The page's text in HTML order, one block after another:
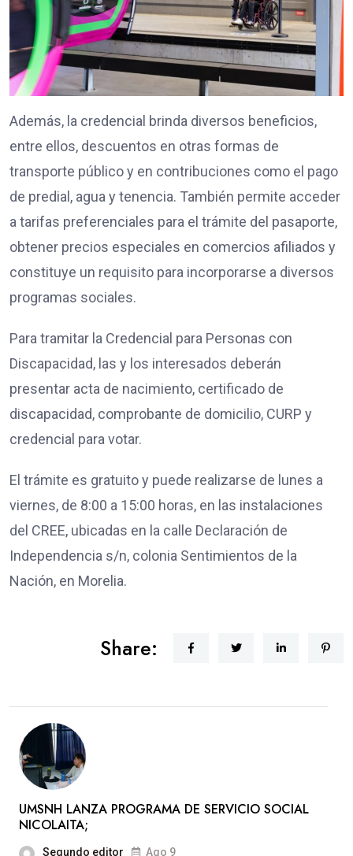
Además, la credencial brinda diversos beneficios,
entre ellos, descuentos en otras formas de
transporte público y en contribuciones como el pago
de predial, agua y tenencia. También permite acceder
a tarifas preferenciales para el trámite del pasaporte,
obtener precios especiales en comercios afiliados y
constituye un requisito para incorporarse a diversos
programas sociales.
Para tramitar la Credencial para Personas con
Discapacidad, las y los interesados deberán
presentar acta de nacimiento, certificado de
discapacidad, comprobante de domicilio, CURP y
credencial para votar.
El trámite es gratuito y puede realizarse de lunes a
viernes, de 8:00 a 15:00 horas, en las instalaciones
del CREE, ubicadas en la calle Declaración de
Independencia s/n, colonia Sentimientos de la
Nación, en Morelia.
Share:
UMSNH LANZA PROGRAMA DE SERVICIO SOCIAL
NICOLAITA;
Segundo editor Ago 9